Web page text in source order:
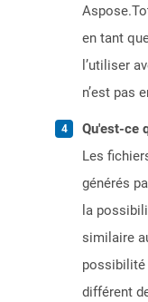
en tant
l’utiliser
n’est pas
Qu'est-ce
Les
générés
la
similaire
possibilité
différent